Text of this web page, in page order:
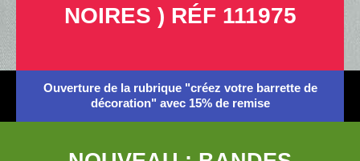
NOIRES ) RÉF 111975
Ouverture de la rubrique "créez votre barrette de
décoration" avec 15% de remise